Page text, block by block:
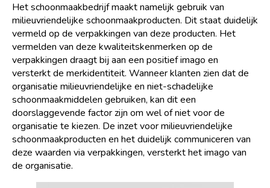
Het schoonmaakbedrijf maakt namelijk gebruik van
milieuvriendelijke schoonmaakproducten. Dit staat duidelijk
vermeld op de verpakkingen van deze producten. Het
vermelden van deze kwaliteitskenmerken op de
verpakkingen draagt bij aan een positief imago en
versterkt de merkidentiteit. Wanneer klanten zien dat de
organisatie milieuvriendelijke en niet-schadelijke
schoonmaakmiddelen gebruiken, kan dit een
doorslaggevende factor zijn om wel of niet voor de
organisatie te kiezen. De inzet voor milieuvriendelijke
schoonmaakproducten en het duidelijk communiceren van
deze waarden via verpakkingen, versterkt het imago van
de organisatie.